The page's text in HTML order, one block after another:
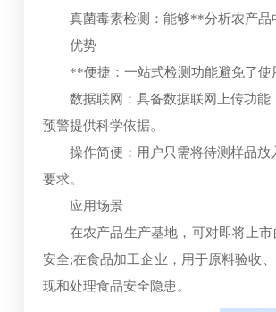
真菌毒素检测：能够**分析农产品中
优势
**便捷：一站式检测功能避免了使用
数据联网：具备数据联网上传功能，
预警提供科学依据。
操作简便：用户只需将待测样品放
要求。
应用场景
在农产品生产基地，可对即将上市
安全;在食品加工企业，用于原料验收
现和处理食品安全隐患。